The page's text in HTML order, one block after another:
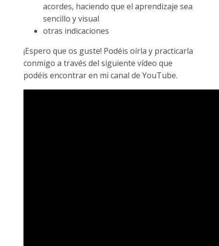
acordes, haciendo que el aprendizaje sea
sencillo y visual
otras indicaciones
¡Espero que os guste! Podéis oírla y practicarla
conmigo a través del siguiente vídeo que
podéis encontrar en mi canal de YouTube.